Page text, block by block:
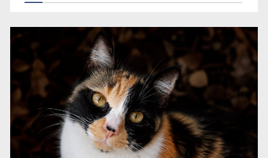
Detienen en CDMX a Guadalupe “N” por huachicol